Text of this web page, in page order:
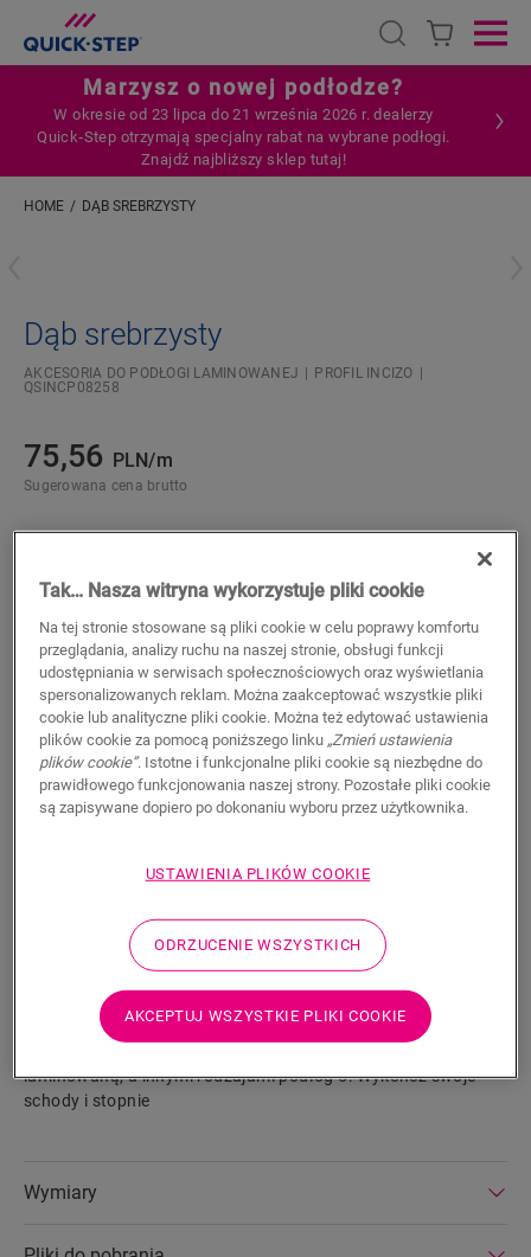
Open search
Marzysz o nowej podłodze?
W okresie od 23 lipca do 21 września 2026 r. dealerzy
Quick‑Step otrzymają specjalny rabat na wybrane podłogi.
Znajdź najbliższy sklep tutaj!
HOME DĄB SREBRZYSTY
Dąb srebrzysty
AKCESORIA DO PODŁOGI LAMINOWANEJ
PROFIL INCIZO
QSINCP08258
75,56 PLN/m
Sugerowana cena brutto
WYSZUKAJ
Właściwości produktu
Ten pojedynczy profil zapewnia wiele rozwiązań do
wykończenia podłogi, takich jak przejście między podłogami
lub wykończenie przy ścianie lub oknie. Wystarczy przyciąć
pasuje idealnie do koloru podłogi. Opakowanie zawiera jeden
uzyskać wodoszczelne wykończenie w wilgotnych
pomieszczeniach, zalecamy połączenie z paskiem piankowym
Foamstrip i zestawem Hydrokit. Profil Incizo umożliwia: 1.
Połącz dwie podłogi o różnej wysokości 2. Połącz dwie
podłogi o tej samej wysokości 3. Wykończ podłogę wzdłuż
laminowaną, a innymi rodzajami podłóg 5. Wykończ swoje
schody i stopnie
Wymiary
Tak… Nasza witryna wykorzystuje pliki cookie
Na tej stronie stosowane są pliki cookie w celu poprawy komfortu
przeglądania, analizy ruchu na naszej stronie, obsługi funkcji
udostępniania w serwisach społecznościowych oraz wyświetlania
spersonalizowanych reklam. Można zaakceptować wszystkie pliki
cookie lub analityczne pliki cookie. Można też edytować ustawienia
plików cookie za pomocą poniższego linku „Zmień ustawienia
plików cookie”. Istotne i funkcjonalne pliki cookie są niezbędne do
prawidłowego funkcjonowania naszej strony. Pozostałe pliki cookie
są zapisywane dopiero po dokonaniu wyboru przez użytkownika.
USTAWIENIA PLIKÓW COOKIE
ODRZUCENIE WSZYSTKICH
AKCEPTUJ WSZYSTKIE PLIKI COOKIE